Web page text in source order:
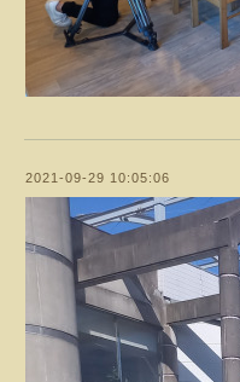
2021-09-29 10:05:06